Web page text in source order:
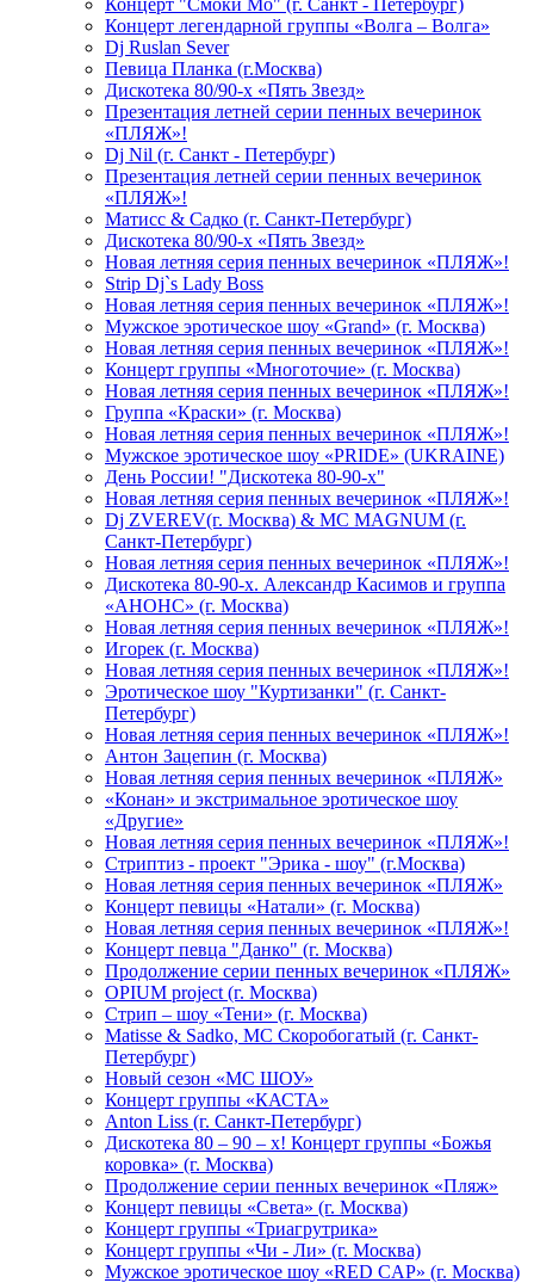
Концерт "Смоки Мо" (г. Санкт - Петербург)
Концерт легендарной группы «Волга – Волга»
Dj Ruslan Sever
Певица Планка (г.Москва)
Дискотека 80/90-х «Пять Звезд»
Презентация летней серии пенных вечеринок
«ПЛЯЖ»!
Dj Nil (г. Санкт - Петербург)
Презентация летней серии пенных вечеринок
«ПЛЯЖ»!
Матисс & Садко (г. Санкт-Петербург)
Дискотека 80/90-х «Пять Звезд»
Новая летняя серия пенных вечеринок «ПЛЯЖ»!
Strip Dj`s Lady Boss
Новая летняя серия пенных вечеринок «ПЛЯЖ»!
Мужское эротическое шоу «Grand» (г. Москва)
Новая летняя серия пенных вечеринок «ПЛЯЖ»!
Концерт группы «Многоточие» (г. Москва)
Новая летняя серия пенных вечеринок «ПЛЯЖ»!
Группа «Краски» (г. Москва)
Новая летняя серия пенных вечеринок «ПЛЯЖ»!
Мужское эротическое шоу «PRIDE» (UKRAINE)
День России! "Дискотека 80-90-х"
Новая летняя серия пенных вечеринок «ПЛЯЖ»!
Dj ZVEREV(г. Москва) & MC MAGNUM (г.
Санкт-Петербург)
Новая летняя серия пенных вечеринок «ПЛЯЖ»!
Дискотека 80-90-х. Александр Касимов и группа
«АНОНС» (г. Москва)
Новая летняя серия пенных вечеринок «ПЛЯЖ»!
Игорек (г. Москва)
Новая летняя серия пенных вечеринок «ПЛЯЖ»!
Эротическое шоу "Куртизанки" (г. Санкт-
Петербург)
Новая летняя серия пенных вечеринок «ПЛЯЖ»!
Антон Зацепин (г. Москва)
Новая летняя серия пенных вечеринок «ПЛЯЖ»
«Конан» и экстримальное эротическое шоу
«Другие»
Новая летняя серия пенных вечеринок «ПЛЯЖ»!
Стриптиз - проект "Эрика - шоу" (г.Москва)
Новая летняя серия пенных вечеринок «ПЛЯЖ»
Концерт певицы «Натали» (г. Москва)
Новая летняя серия пенных вечеринок «ПЛЯЖ»!
Концерт певца "Данко" (г. Москва)
Продолжение серии пенных вечеринок «ПЛЯЖ»
OPIUM project (г. Москва)
Стрип – шоу «Тени» (г. Москва)
Matissе & Sadko, MC Скоробогатый (г. Санкт-
Петербург)
Новый сезон «МС ШОУ»
Концерт группы «КАСТА»
Anton Liss (г. Санкт-Петербург)
Дискотека 80 – 90 – х! Концерт группы «Божья
коровка» (г. Москва)
Продолжение серии пенных вечеринок «Пляж»
Концерт певицы «Света» (г. Москва)
Концерт группы «Триагрутрика»
Концерт группы «Чи - Ли» (г. Москва)
Мужское эротическое шоу «RED CAP» (г. Москва)